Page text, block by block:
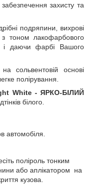
забезпечення захисту та
подряпини, вихрові
з тоном лакофарбового
і даючи фарбі Вашого
сольвентовій основі
полірування.
White- ЯРКО-БІЛИЙ
білого.
автомобіля.
поліроль тонким
або аплікатором на
кузова.